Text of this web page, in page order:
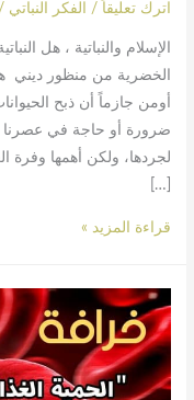
اترك تعليقاً / الفكر النباتي /
الإسلام والنباتية ، هل
الخضرية من منظور ديني
أومن جازماً أن ذبح
ضرورة أو حاجة في عصرنا
لجردها، ولكن أهمها وفرة
[…]
قراءة المزيد »
الطعام
وفصيلة
الدم،
7